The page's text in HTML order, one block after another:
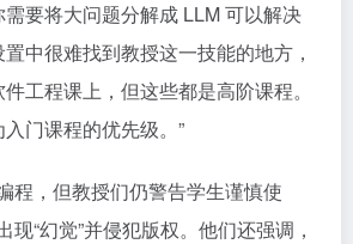
要将大问题分解成 LLM 可以解决
中很难找到教授这一技能的地方，
工程课上，但这些都是高阶课程。
门课程的优先级。”
程，但教授们仍警告学生谨慎使
现“幻觉”并侵犯版权。他们还强调，